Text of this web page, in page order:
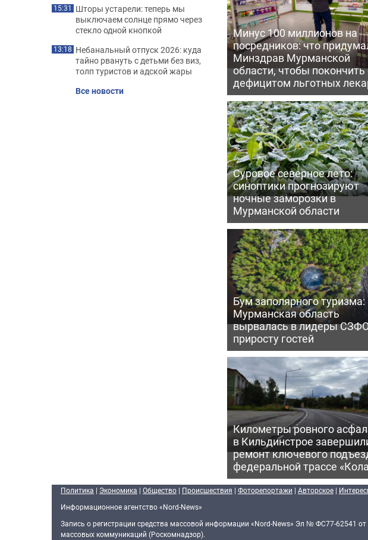
Минус 100 миллионов на
посредников: что
Минздрав Мурманской
области, чтобы покончить
дефицитом льготных
Суровое северное лето:
синоптики прогнозируют
ночные заморозки в
Мурманской области
Бум заполярного туризма:
Мурманская область
вырвалась в лидеры
приросту гостей
Километры ровного
в Кильдинстрое
ремонт ключевого
федеральной трассе
15:31 Шторы устарели: теперь мы
выключаем солнце прямо через
стекло одной кнопкой
13:18 Небанальный отпуск 2026: куда
тайно рвануть с детьми без виз,
толп туристов и адской жары
Все новости
Политика | Экономика | Общество | Происшествия | Фоторепортажи | Авторское |
Информационное агентство «Nord-News»
Запись о регистрации средства массовой информации «Nord-News» Эл № ФС77-62541
массовых коммуникаций (Роскомнадзор).